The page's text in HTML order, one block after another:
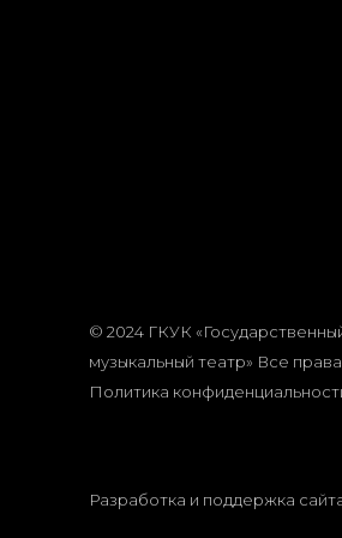
© 2024 ГКУК
музыкальный театр» Все
Политика
Разработка и поддержка